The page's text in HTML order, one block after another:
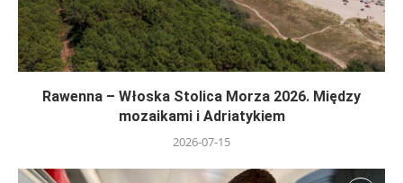
Rawenna – Włoska Stolica Morza 2026. Między
mozaikami i Adriatykiem
2026-07-15